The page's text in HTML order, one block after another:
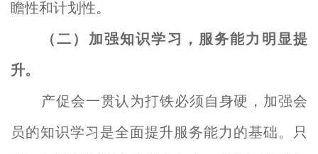
瞻性和计划性。
（二 ） 加强知识学习 ，服务能力 明显提
升。
产促会一贯认为打铁必须自身硬，加强会
员的知识学习是全面提升服务能力的基础。只